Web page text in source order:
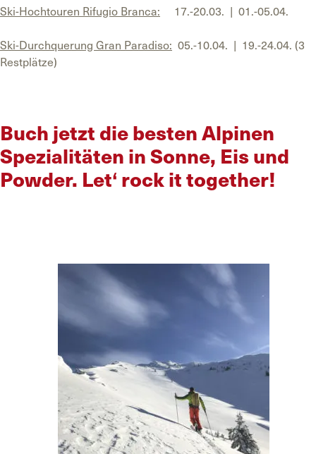
Ski-Hochtouren Rifugio Branca: 17.-20.03. | 01.-05.04.
Ski-Durchquerung Gran Paradiso: 05.-10.04. | 19.-24.04. (3
Restplätze)
Buch jetzt die besten Alpinen
Spezialitäten in Sonne, Eis und
Powder. Let‘ rock it together!